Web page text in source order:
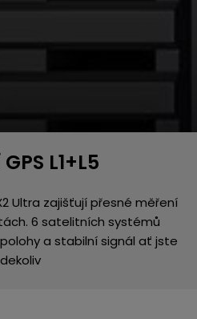
L1+L5
Ultra zajišťují přesné měření
6 satelitních systémů
a stabilní signál ať jste